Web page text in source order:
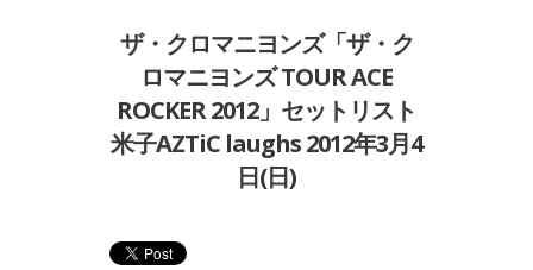
ザ・クロマニヨンズ「ザ・ク
ロマニヨンズ TOUR ACE
ROCKER 2012」セットリスト
米子AZTiC laughs 2012年3月4
日(日)